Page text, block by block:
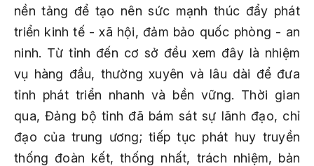
nền tảng để tạo nên sức mạnh thúc đẩy phát
triển kinh tế - xã hội, đảm bảo quốc phòng - an
ninh. Từ tỉnh đến cơ sở đều xem đây là nhiệm
vụ hàng đầu, thường xuyên và lâu dài để đưa
tỉnh phát triển nhanh và bền vững. Thời gian
qua, Đảng bộ tỉnh đã bám sát sự lãnh đạo, chỉ
đạo của trung ương; tiếp tục phát huy truyền
thống đoàn kết, thống nhất, trách nhiệm, bản